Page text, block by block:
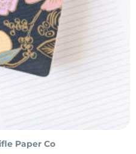
Paper Co